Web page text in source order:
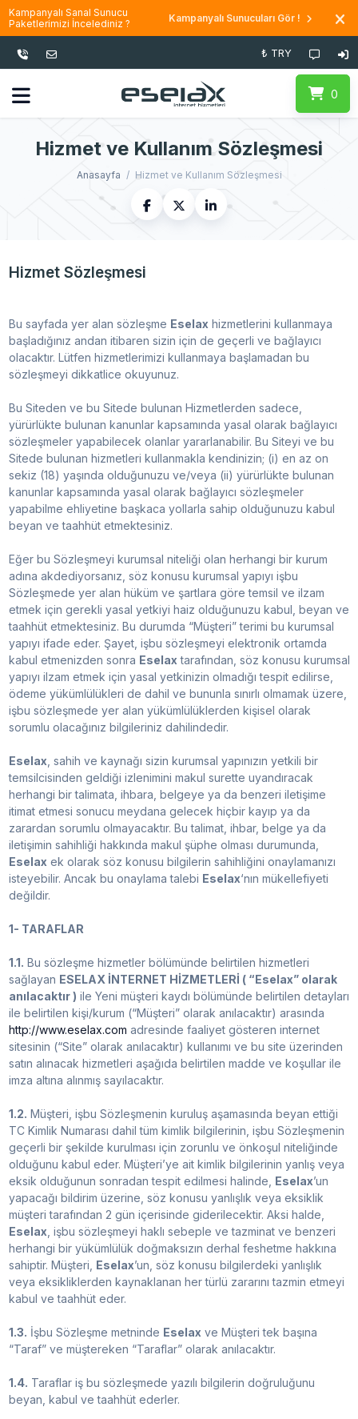
Kampanyalı Sanal Sunucu
Paketlerimizi İncelediniz ?
Kampanyalı Sunucuları Gör !
₺ TRY
0
Hizmet ve Kullanım Sözleşmesi
Anasayfa Hizmet ve Kullanım Sözleşmesi
Hizmet Sözleşmesi
Bu sayfada yer alan sözleşme Eselax hizmetlerini kullanmaya
başladığınız andan itibaren sizin için de geçerli ve bağlayıcı
olacaktır. Lütfen hizmetlerimizi kullanmaya başlamadan bu
sözleşmeyi dikkatlice okuyunuz.
Bu Siteden ve bu Sitede bulunan Hizmetlerden sadece,
yürürlükte bulunan kanunlar kapsamında yasal olarak bağlayıcı
sözleşmeler yapabilecek olanlar yararlanabilir. Bu Siteyi ve bu
Sitede bulunan hizmetleri kullanmakla kendinizin; (i) en az on
sekiz (18) yaşında olduğunuzu ve/veya (ii) yürürlükte bulunan
kanunlar kapsamında yasal olarak bağlayıcı sözleşmeler
yapabilme ehliyetine başkaca yollarla sahip olduğunuzu kabul
beyan ve taahhüt etmektesiniz.
Eğer bu Sözleşmeyi kurumsal niteliği olan herhangi bir kurum
adına akdediyorsanız, söz konusu kurumsal yapıyı işbu
Sözleşmede yer alan hüküm ve şartlara göre temsil ve ilzam
etmek için gerekli yasal yetkiyi haiz olduğunuzu kabul, beyan ve
taahhüt etmektesiniz. Bu durumda “Müşteri” terimi bu kurumsal
yapıyı ifade eder. Şayet, işbu sözleşmeyi elektronik ortamda
kabul etmenizden sonra Eselax tarafından, söz konusu kurumsal
yapıyı ilzam etmek için yasal yetkinizin olmadığı tespit edilirse,
ödeme yükümlülükleri de dahil ve bununla sınırlı olmamak üzere,
işbu sözleşmede yer alan yükümlülüklerden kişisel olarak
sorumlu olacağınız bilgileriniz dahilindedir.
Eselax , sahih ve kaynağı sizin kurumsal yapınızın yetkili bir
temsilcisinden geldiği izlenimini makul surette uyandıracak
herhangi bir talimata, ihbara, belgeye ya da benzeri iletişime
itimat etmesi sonucu meydana gelecek hiçbir kayıp ya da
zarardan sorumlu olmayacaktır. Bu talimat, ihbar, belge ya da
iletişimin sahihliği hakkında makul şüphe olması durumunda,
Eselax ek olarak söz konusu bilgilerin sahihliğini onaylamanızı
isteyebilir. Ancak bu onaylama talebi Eselax‘nın mükellefiyeti
değildir.
1- TARAFLAR
1.1. Bu sözleşme hizmetler bölümünde belirtilen hizmetleri
sağlayan ESELAX İNTERNET HİZMETLERİ ( “Eselax” olarak
anılacaktır ) ile Yeni müşteri kaydı bölümünde belirtilen detayları
ile belirtilen kişi/kurum (“Müşteri” olarak anılacaktır) arasında
http://www.eselax.com adresinde faaliyet gösteren internet
sitesinin (“Site” olarak anılacaktır) kullanımı ve bu site üzerinden
satın alınacak hizmetleri aşağıda belirtilen madde ve koşullar ile
imza altına alınmış sayılacaktır.
1.2. Müşteri, işbu Sözleşmenin kuruluş aşamasında beyan ettiği
TC Kimlik Numarası dahil tüm kimlik bilgilerinin, işbu Sözleşmenin
geçerli bir şekilde kurulması için zorunlu ve önkoşul niteliğinde
olduğunu kabul eder. Müşteri’ye ait kimlik bilgilerinin yanlış veya
eksik olduğunun sonradan tespit edilmesi halinde, Eselax’un
yapacağı bildirim üzerine, söz konusu yanlışlık veya eksiklik
müşteri tarafından 2 gün içerisinde giderilecektir. Aksi halde,
Eselax , işbu sözleşmeyi haklı sebeple ve tazminat ve benzeri
herhangi bir yükümlülük doğmaksızın derhal feshetme hakkına
sahiptir. Müşteri, Eselax’un, söz konusu bilgilerdeki yanlışlık
veya eksikliklerden kaynaklanan her türlü zararını tazmin etmeyi
kabul ve taahhüt eder.
1.3. İşbu Sözleşme metninde Eselax ve Müşteri tek başına
“Taraf” ve müştereken “Taraflar” olarak anılacaktır.
1.4. Taraflar iş bu sözleşmede yazılı bilgilerin doğruluğunu
beyan, kabul ve taahhüt ederler.